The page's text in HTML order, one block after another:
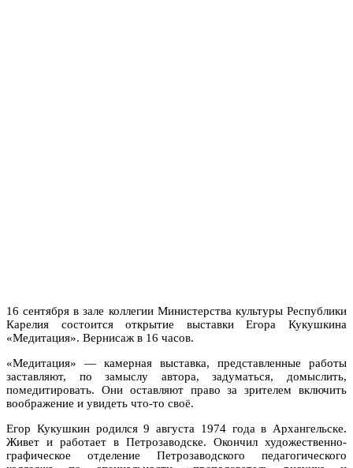
16 сентября в зале коллегии Министерства культуры Республики
Карелия состоится открытие выставки Егора Кукушкина
«Медитация». Вернисаж в 16 часов.
«Медитация» — камерная выставка, представленные работы
заставляют, по замыслу автора, задуматься, домыслить,
помедитировать. Они оставляют право за зрителем включить
воображение и увидеть что-то своё.
Егор Кукушкин родился 9 августа 1974 года в Архангельске.
Живет и работает в Петрозаводске. Окончил художественно-
графическое отделение Петрозаводского педагогического